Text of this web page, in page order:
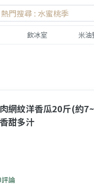
熱門搜尋 : 水蜜桃季
飲冰室 米油
網紋洋香瓜20斤(約
甜多汁
論